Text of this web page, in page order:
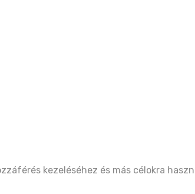
kezeléséhez és más célokra